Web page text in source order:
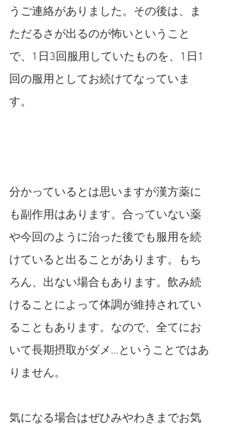
うご連絡がありました。その後は、ま
ただるさが出るのが怖いということ
で、1日3回服用していたものを、1日1
回の服用としてお続けてなっていま
す。
分かっているとは思いますが漢方薬に
も副作用はあります。合っていない薬
や今回のように治った後でも服用を続
けていると出ることがあります。もち
ろん、出ない場合もあります。飲み続
けることによって体調が維持されてい
ることもあります。なので、全てにお
いて長期摂取がダメ…ということではあ
りません。
気になる場合はぜひみやわきまでお気